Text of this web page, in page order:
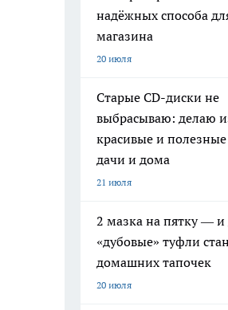
надёжных способа
магазина
20 июля
Старые CD-диски не
выбрасываю: делаю
красивые и
дачи и дома
21 июля
2 мазка на пятку — и
«дубовые» туфли
домашних тапочек
20 июля